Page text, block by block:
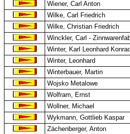
Wiener, Carl Anton
Wilke, Carl Friedrich
Wilke, Christian Friedrich
Winckler, Carl -
Winter, Karl Leonhard Konrad
Winter, Leonhard
Winterbauer, Martin
Wojsko Metalowe
Wolfram, Ernst
Wollner, Michael
Wykmann, Gottlieb Kaspar
Zächenberger, Anton